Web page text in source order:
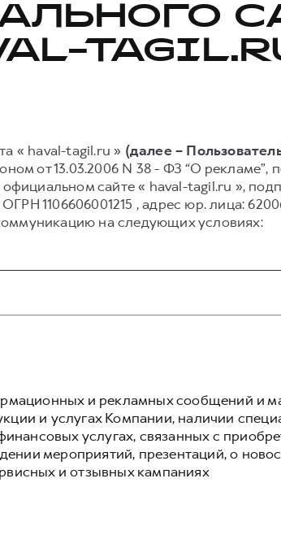
« haval-tagil.ru » (далее –
от 13.03.2006 N 38 - ФЗ “О рекламе”,
сайте « haval-tagil.ru »,
1106606001215 , адрес юр. лица:
на следующих условиях:
и рекламных сообщений и
и услугах Компании, наличии
услугах, связанных с
мероприятий, презентаций, о
и отзывных кампаниях